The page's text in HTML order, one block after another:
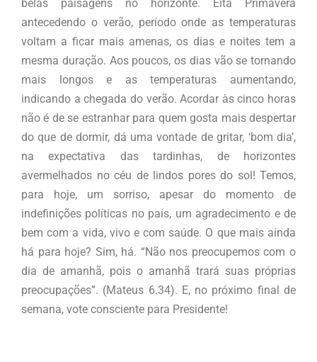
belas paisagens no horizonte. Eita Primavera
antecedendo o verão, período onde as temperaturas
voltam a ficar mais amenas, os dias e noites tem a
mesma duração. Aos poucos, os dias vão se tornando
mais longos e as temperaturas aumentando,
indicando a chegada do verão. Acordar às cinco horas
não é de se estranhar para quem gosta mais despertar
do que de dormir, dá uma vontade de gritar, ‘bom dia’,
na expectativa das tardinhas, de horizontes
avermelhados no céu de lindos pores do sol! Temos,
para hoje, um sorriso, apesar do momento de
indefinições políticas no país, um agradecimento e de
bem com a vida, vivo e com saúde. O que mais ainda
há para hoje? Sim, há. “Não nos preocupemos com o
dia de amanhã, pois o amanhã trará suas próprias
preocupações”. (Mateus 6.34). E, no próximo final de
semana, vote consciente para Presidente!